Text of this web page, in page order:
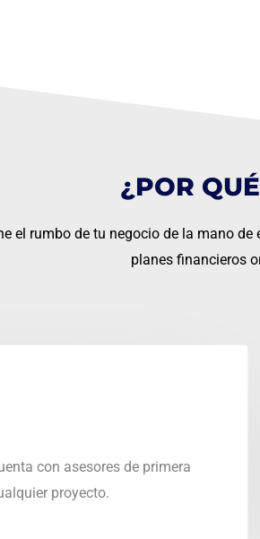
¿POR
el rumbo de tu negocio de la mano
planes financieros
con asesores de primera
proyecto.